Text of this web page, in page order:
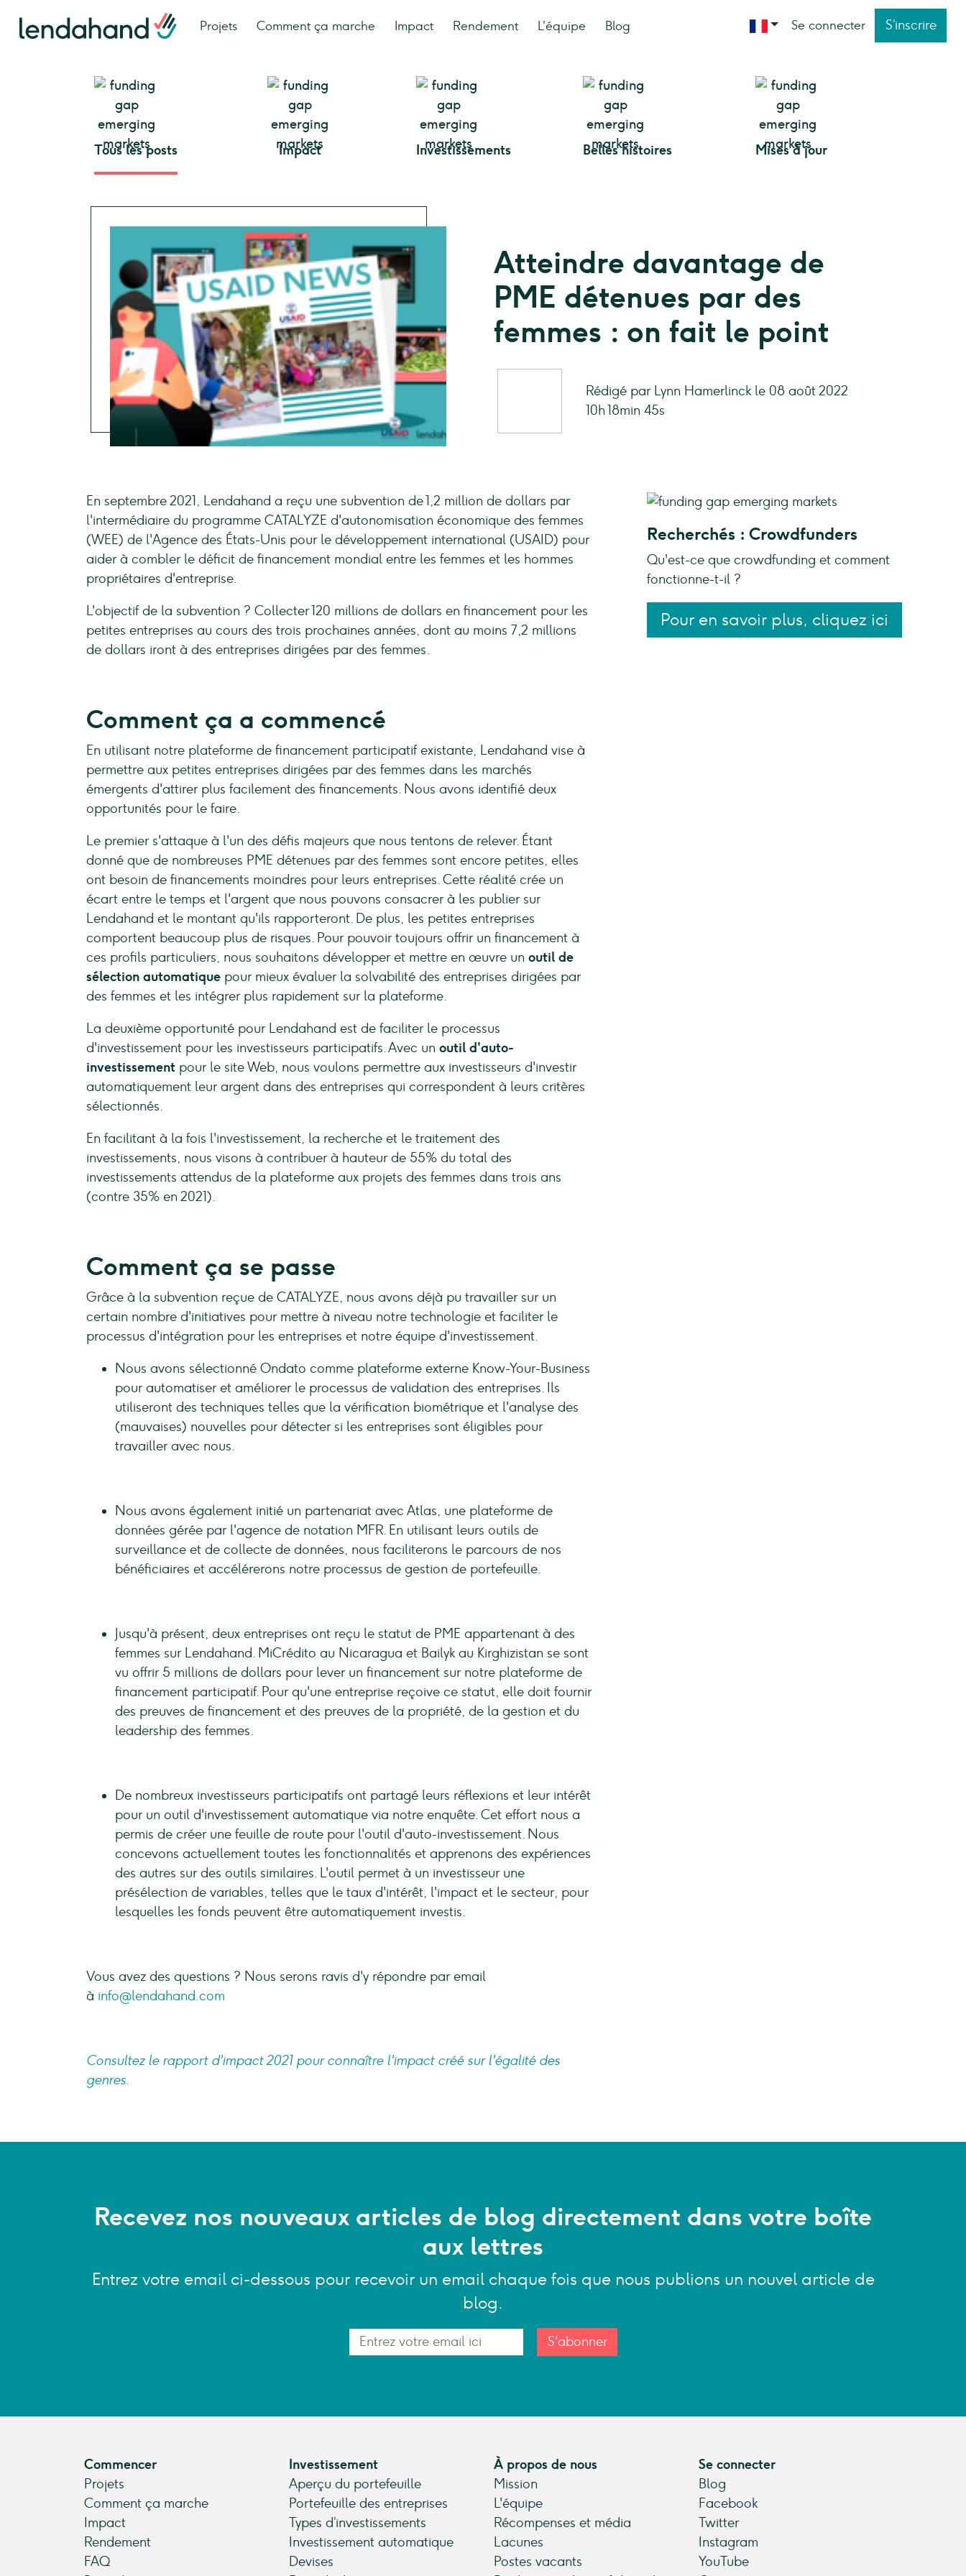
Projets Comment ça marche Impact Rendement L'équipe Blog Se connecter S’inscrire
Tous les posts Impact Investissements Belles histoires Mises à jour
Atteindre davantage de
PME détenues par des
femmes : on fait le point
Rédigé par Lynn Hamerlinck le 08 août 2022
10h 18min 45s
En septembre 2021, Lendahand a reçu une subvention de 1,2 million de dollars par
l'intermédiaire du programme CATALYZE d'autonomisation économique des femmes
(WEE) de l'Agence des États-Unis pour le développement international (USAID) pour
aider à combler le déficit de financement mondial entre les femmes et les hommes
propriétaires d'entreprise.
L'objectif de la subvention ? Collecter 120 millions de dollars en financement pour les
petites entreprises au cours des trois prochaines années, dont au moins 7,2 millions
de dollars iront à des entreprises dirigées par des femmes.
Comment ça a commencé
En utilisant notre plateforme de financement participatif existante, Lendahand vise à
permettre aux petites entreprises dirigées par des femmes dans les marchés
émergents d'attirer plus facilement des financements. Nous avons identifié deux
opportunités pour le faire.
Le premier s'attaque à l'un des défis majeurs que nous tentons de relever. Étant
donné que de nombreuses PME détenues par des femmes sont encore petites, elles
ont besoin de financements moindres pour leurs entreprises. Cette réalité crée un
écart entre le temps et l'argent que nous pouvons consacrer à les publier sur
Lendahand et le montant qu'ils rapporteront. De plus, les petites entreprises
comportent beaucoup plus de risques. Pour pouvoir toujours offrir un financement à
ces profils particuliers, nous souhaitons développer et mettre en œuvre un outil de
sélection automatique pour mieux évaluer la solvabilité des entreprises dirigées par
des femmes et les intégrer plus rapidement sur la plateforme.
La deuxième opportunité pour Lendahand est de faciliter le processus
d'investissement pour les investisseurs participatifs. Avec un outil d'auto-
investissement pour le site Web, nous voulons permettre aux investisseurs d'investir
automatiquement leur argent dans des entreprises qui correspondent à leurs critères
sélectionnés.
En facilitant à la fois l'investissement, la recherche et le traitement des
investissements, nous visons à contribuer à hauteur de 55% du total des
investissements attendus de la plateforme aux projets des femmes dans trois ans
(contre 35% en 2021).
Comment ça se passe
Grâce à la subvention reçue de CATALYZE, nous avons déjà pu travailler sur un
certain nombre d'initiatives pour mettre à niveau notre technologie et faciliter le
processus d'intégration pour les entreprises et notre équipe d'investissement.
Nous avons sélectionné Ondato comme plateforme externe Know-Your-Business
pour automatiser et améliorer le processus de validation des entreprises. Ils
utiliseront des techniques telles que la vérification biométrique et l'analyse des
(mauvaises) nouvelles pour détecter si les entreprises sont éligibles pour
travailler avec nous.
Nous avons également initié un partenariat avec Atlas, une plateforme de
données gérée par l'agence de notation MFR. En utilisant leurs outils de
surveillance et de collecte de données, nous faciliterons le parcours de nos
bénéficiaires et accélérerons notre processus de gestion de portefeuille.
Jusqu'à présent, deux entreprises ont reçu le statut de PME appartenant à des
femmes sur Lendahand. MiCrédito au Nicaragua et Bailyk au Kirghizistan se sont
vu offrir 5 millions de dollars pour lever un financement sur notre plateforme de
financement participatif. Pour qu'une entreprise reçoive ce statut, elle doit fournir
des preuves de financement et des preuves de la propriété, de la gestion et du
leadership des femmes.
De nombreux investisseurs participatifs ont partagé leurs réflexions et leur intérêt
pour un outil d'investissement automatique via notre enquête. Cet effort nous a
permis de créer une feuille de route pour l'outil d'auto-investissement. Nous
concevons actuellement toutes les fonctionnalités et apprenons des expériences
des autres sur des outils similaires. L'outil permet à un investisseur une
présélection de variables, telles que le taux d'intérêt, l'impact et le secteur, pour
lesquelles les fonds peuvent être automatiquement investis.
Vous avez des questions ? Nous serons ravis d'y répondre par email
à info@lendahand.com
Consultez le rapport d'impact 2021 pour connaître l'impact créé sur l'égalité des
genres.
Recherchés : Crowdfunders
Qu'est-ce que crowdfunding et comment
fonctionne-t-il ?
Pour en savoir plus, cliquez ici
Recevez nos nouveaux articles de blog directement dans votre boîte
aux lettres
Entrez votre email ci-dessous pour recevoir un email chaque fois que nous publions un nouvel article de
blog.
S'abonner
Commencer
Projets
Comment ça marche
Impact
Rendement
FAQ
Investissement
Aperçu du portefeuille
Portefeuille des entreprises
Types d’investissements
Investissement automatique
Devises
À propos de nous
Mission
L'équipe
Récompenses et média
Lacunes
Postes vacants
Se connecter
Blog
Facebook
Twitter
Instagram
YouTube